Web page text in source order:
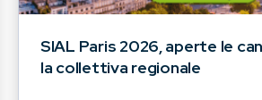
SIAL Paris 2026, aperte le
la collettiva regionale